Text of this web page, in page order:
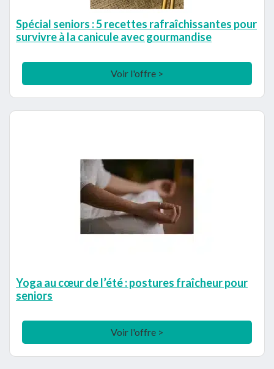
Spécial seniors : 5 recettes rafraîchissantes pour
survivre à la canicule avec gourmandise
Voir l'offre >
Yoga au cœur de l’été : postures fraîcheur pour
seniors
Voir l'offre >